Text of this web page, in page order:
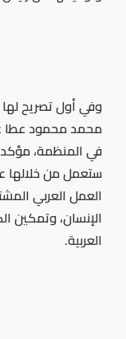
وفي أول تصريح لها
محمد محمود عطا
في المنظمة،
ستعمل من خلالها
العمل العربي
الإنسان، وتمكين
العربية.